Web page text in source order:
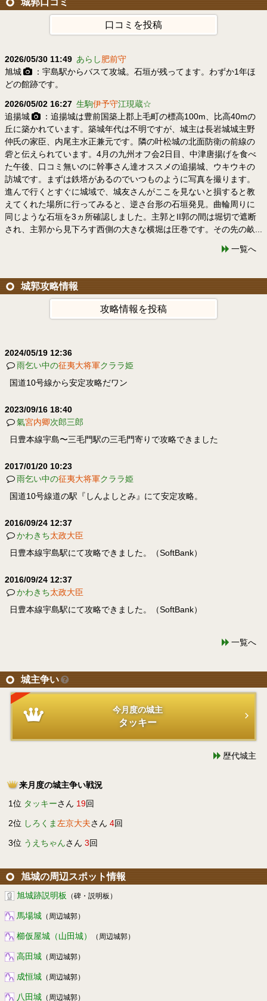
口コミを投稿
2026/05/30 11:49 あらし肥前守
旭城
：宇島駅からバスて攻城。石垣が残ってます。わずか1年ほ
どの館跡です。
2026/05/02 16:27 生駒伊予守江現蔵☆
追揚城
：追揚城は豊前国築上郡上毛町の標高100m、比高40mの
丘に築かれています。築城年代は不明ですが、城主は長岩城城主野
仲氏の家臣、内尾主水正兼元です。隣の叶松城の北面防衛の前線の
砦と伝えられています。4月の九州オフ会2日目、中津唐揚げを食べ
た午後、口コミ無いのに幹事さん達オススメの追揚城、ウキウキの
訪城です。まずは鉄塔があるのでいつものように写真を撮ります。
進んで行くとすぐに城域で、城友さんがここを見ないと損すると教
えてくれた場所に行ってみると、逆さ台形の石垣発見。曲輪周りに
同じような石垣を3ヵ所確認しました。主郭とII郭の間は堀切で遮断
され、主郭から見下ろす西側の大きな横堀は圧巻です。その先の畝...
一覧へ
城郭攻略情報
攻略情報を投稿
2024/05/19 12:36
雨乞い中の征夷大将軍クララ姫
国道10号線から安定攻略だワン
2023/09/16 18:40
氣宮内卿次郎三郎
日豊本線宇島〜三毛門駅の三毛門寄りで攻略できました
2017/01/20 10:23
雨乞い中の征夷大将軍クララ姫
国道10号線道の駅『しんよしとみ』にて安定攻略。
2016/09/24 12:37
かわきち太政大臣
日豊本線宇島駅にて攻略できました。（SoftBank）
2016/09/24 12:37
かわきち太政大臣
日豊本線宇島駅にて攻略できました。（SoftBank）
一覧へ
城主争い
今月度の城主
タッキー
歴代城主
来月度の城主争い戦況
1位 タッキーさん 19回
2位 しろくま 左京大夫さん 4回
3位 うえちゃんさん 3回
旭城の周辺スポット情報
旭城跡説明板 （碑・説明板）
馬場城 （周辺城郭）
櫛仮屋城（山田城） （周辺城郭）
高田城 （周辺城郭）
成恒城 （周辺城郭）
八田城 （周辺城郭）